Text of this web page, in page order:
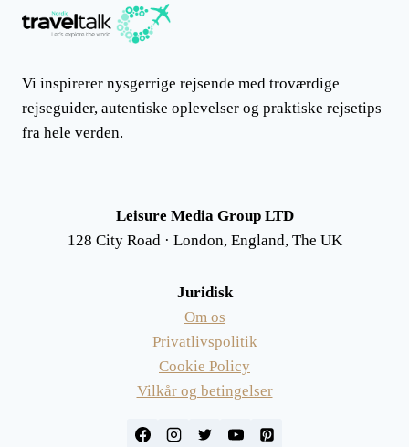
Vi inspirerer nysgerrige rejsende med troværdige
rejseguider, autentiske oplevelser og praktiske rejsetips
fra hele verden.
Leisure Media Group LTD
128 City Road · London, England, The UK
Juridisk
Om os
Privatlivspolitik
Cookie Policy
Vilkår og betingelser